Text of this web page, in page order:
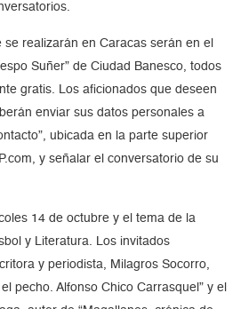
se realizarán en Caracas serán en el
Suñer” de Ciudad Banesco, todos
gratis. Los aficionados que deseen
enviar sus datos personales a
ubicada en la parte superior
y señalar el conversatorio de su
14 de octubre y el tema de la
y Literatura. Los invitados
y periodista, Milagros Socorro,
pecho. Alfonso Chico Carrasquel” y el